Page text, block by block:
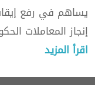
يساهم في رفع
إنجاز المعاملات
اقرأ المزيد